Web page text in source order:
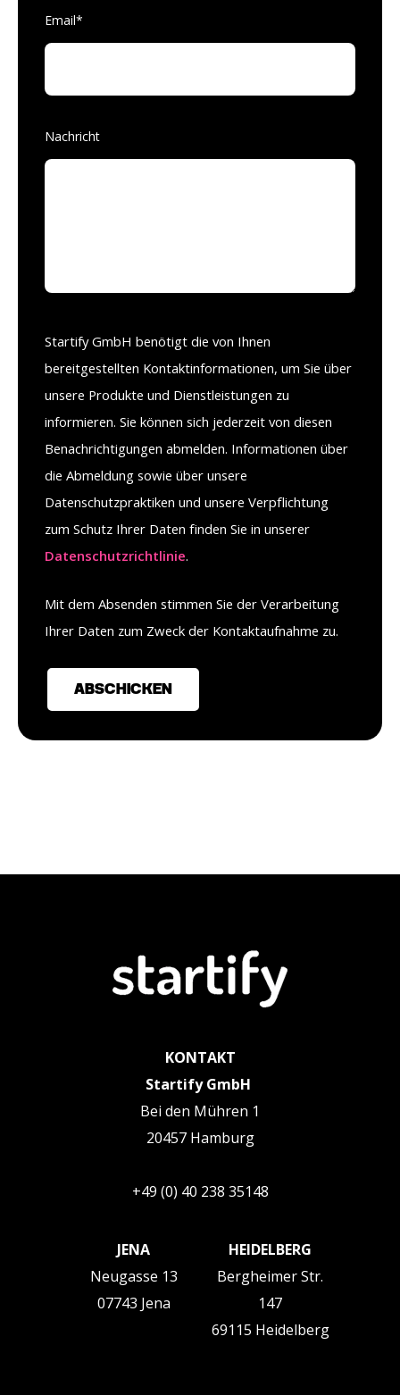
Email*
Nachricht
Startify GmbH benötigt die von Ihnen
bereitgestellten Kontaktinformationen, um Sie über
unsere Produkte und Dienstleistungen zu
informieren. Sie können sich jederzeit von diesen
Benachrichtigungen abmelden. Informationen über
die Abmeldung sowie über unsere
Datenschutzpraktiken und unsere Verpflichtung
zum Schutz Ihrer Daten finden Sie in unserer
Datenschutzrichtlinie.
Mit dem Absenden stimmen Sie der Verarbeitung
Ihrer Daten zum Zweck der Kontaktaufnahme zu.
KONTAKT
Startify GmbH
Bei den Mühren 1
20457 Hamburg
+49 (0) 40 238 35148
JENA
Neugasse 13
07743 Jena
HEIDELBERG
Bergheimer Str.
147
69115 Heidelberg